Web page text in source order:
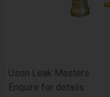
Uson Leak Masters
Enquire for details